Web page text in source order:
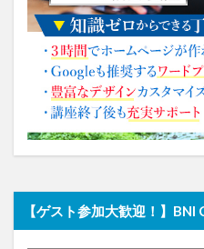
【ゲスト参加大歓迎！】BNI